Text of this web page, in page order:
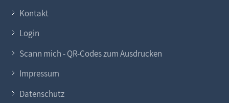
Kontakt
Login
Scann mich - QR-Codes zum Ausdrucken
Impressum
Datenschutz